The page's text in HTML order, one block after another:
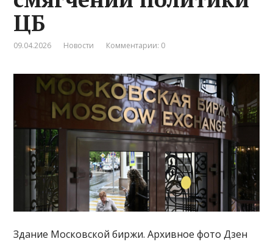
ЦБ
09.04.2026 Новости Комментарии: 0
Здание Московской биржи. Архивное фото Дзен